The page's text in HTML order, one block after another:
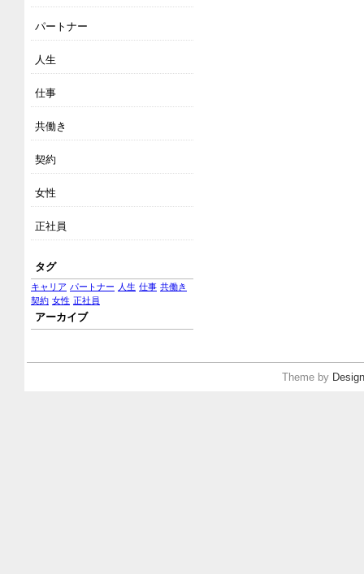
パートナー
人生
仕事
共働き
契約
女性
正社員
タグ
キャリア パートナー 人生 仕事 共働き
契約 女性 正社員
アーカイブ
Theme by